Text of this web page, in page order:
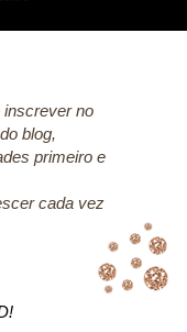
inscrever no
blog,
primeiro e
cada vez